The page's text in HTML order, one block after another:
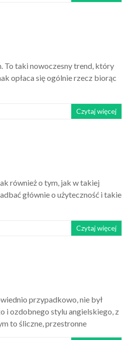
To taki nowoczesny trend, który
opłaca się ogólnie rzecz biorąc
Czytaj więcej
również o tym, jak w takiej
głównie o użyteczność i takie
Czytaj więcej
przypadkowo, nie był
i ozdobnego stylu angielskiego, z
to śliczne, przestronne